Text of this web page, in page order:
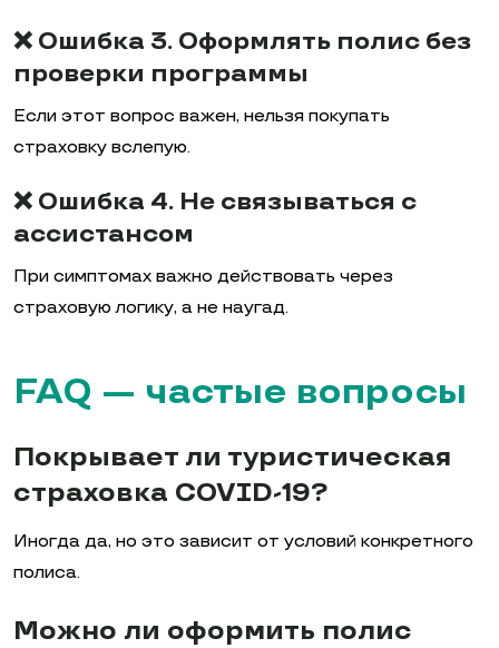
❌ Ошибка 3. Оформлять полис без
проверки программы
Если этот вопрос важен, нельзя покупать
страховку вслепую.
❌ Ошибка 4. Не связываться с
ассистансом
При симптомах важно действовать через
страховую логику, а не наугад.
FAQ — частые вопросы
Покрывает ли туристическая
страховка COVID-19?
Иногда да, но это зависит от условий конкретного
полиса.
Можно ли оформить полис